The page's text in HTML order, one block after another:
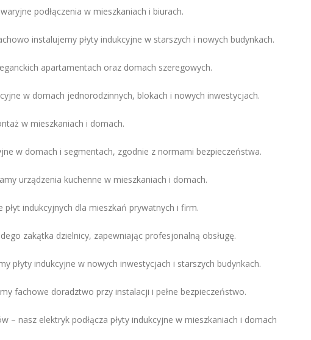
podłączenia w mieszkaniach i biurach.
instalujemy płyty indukcyjne w starszych i nowych budynkach.
apartamentach oraz domach szeregowych.
w domach jednorodzinnych, blokach i nowych inwestycjach.
w mieszkaniach i domach.
w domach i segmentach, zgodnie z normami bezpieczeństwa.
urządzenia kuchenne w mieszkaniach i domach.
indukcyjnych dla mieszkań prywatnych i firm.
zakątka dzielnicy, zapewniając profesjonalną obsługę.
płyty indukcyjne w nowych inwestycjach i starszych budynkach.
fachowe doradztwo przy instalacji i pełne bezpieczeństwo.
– nasz elektryk podłącza płyty indukcyjne w mieszkaniach i domach